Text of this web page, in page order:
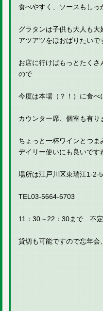
食べやすく、ソースもしっ
グラタンは子供も大人も
アツアツをほおばりたいで
お店に行けばもっとたく
ので
今度は本場（？！）に食べ
カウンター席、個室も有り
ちょっと一杯ワインとつま
デイリー使いにも良いです
場所は江戸川区東瑞江1-2-5
TEL03-5664-6703
11：30～22：30まで 不
貸切も可能ですので忘年会